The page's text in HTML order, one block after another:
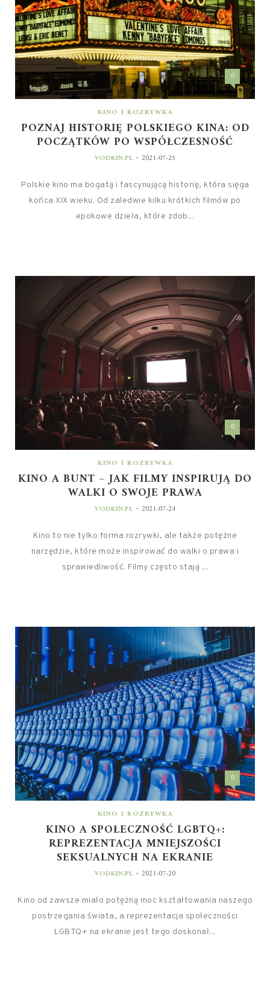
0
KINO I ROZRYWKA
POZNAJ HISTORIĘ POLSKIEGO KINA: OD
POCZĄTKÓW PO WSPÓŁCZESNOŚĆ
VODKIN.PL - 2021-07-25
Polskie kino ma bogatą i fascynującą historię, która sięga
końca XIX wieku. Od zaledwie kilku krótkich filmów po
epokowe dzieła, które zdob...
0
KINO I ROZRYWKA
KINO A BUNT – JAK FILMY INSPIRUJĄ DO
WALKI O SWOJE PRAWA
VODKIN.PL - 2021-07-24
Kino to nie tylko forma rozrywki, ale także potężne
narzędzie, które może inspirować do walki o prawa i
sprawiedliwość. Filmy często stają ...
0
KINO I ROZRYWKA
KINO A SPOŁECZNOŚĆ LGBTQ+:
REPREZENTACJA MNIEJSZOŚCI
SEKSUALNYCH NA EKRANIE
VODKIN.PL - 2021-07-20
Kino od zawsze miało potężną moc kształtowania naszego
postrzegania świata, a reprezentacja społeczności
LGBTQ+ na ekranie jest tego doskonał...